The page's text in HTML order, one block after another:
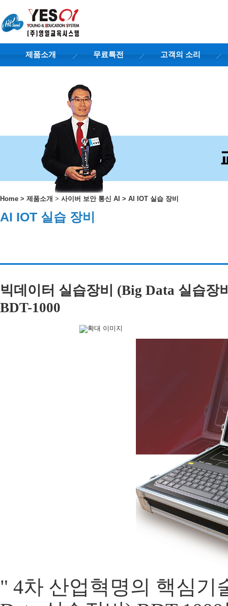
제품소개 무료특전 고객의 소리
Home > 제품소개 > 사이버 보안 통신 AI > AI IOT 실습 장비
AI IOT 실습 장비
빅데이터 실습장비 (Big Data 실습장
BDT-1000
" 4차 산업혁명의 핵심기